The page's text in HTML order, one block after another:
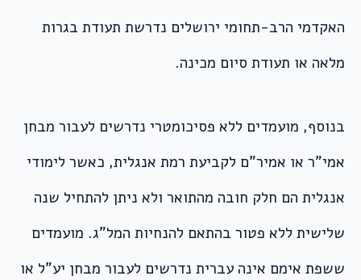
האקדמי הרב-תחומי ירושלים נדרשת תעודת בגרות
מלאה או תעודת סיום מכינה.
בנוסף, מועמדים ללא פסיכומטרי נדרשים לעבור מבחן
אמי”ר או אמיר”ם לקביעת רמת אנגלית, כאשר לימודי
אנגלית הם חלק חובה מהתואר ולא ניתן להתחיל שנה
שלישית ללא פטור בהתאם להנחיות המל”ג. מועמדים
ששפת אימם אינה עברית נדרשים לעבור מבחן יע”ל או